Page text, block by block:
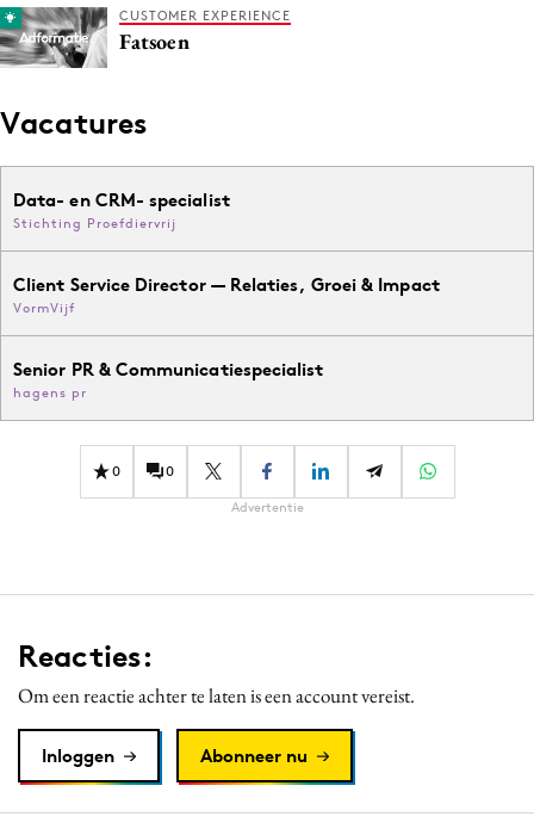
CUSTOMER EXPERIENCE
Fatsoen
Vacatures
Data- en CRM- specialist
Stichting Proefdiervrij
Client Service Director — Relaties, Groei & Impact
VormVijf
Senior PR & Communicatiespecialist
hagens pr
0 0
Advertentie
Reacties:
Om een reactie achter te laten is een account vereist.
Inloggen Abonneer nu